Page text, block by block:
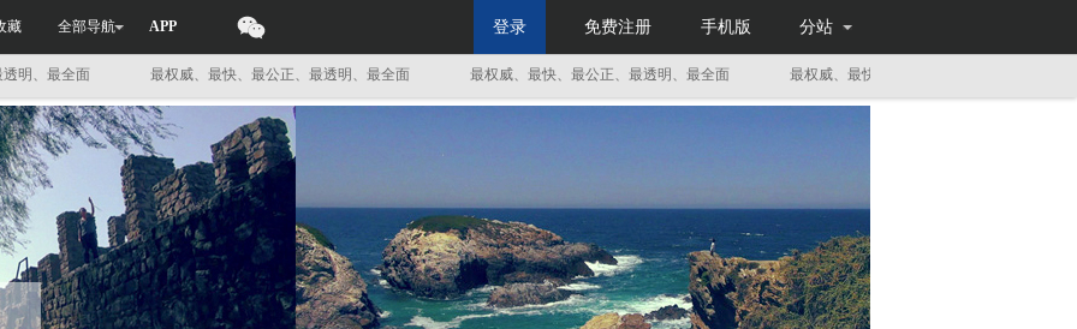
藏 全部导航 APP 分站
手机版
免费注册
登录
全面 最权威、最快、最公正、最透明、最全面 最权威、最快、最公正、最透明、最全面 最权威、最快、最公正、最透明、最全面